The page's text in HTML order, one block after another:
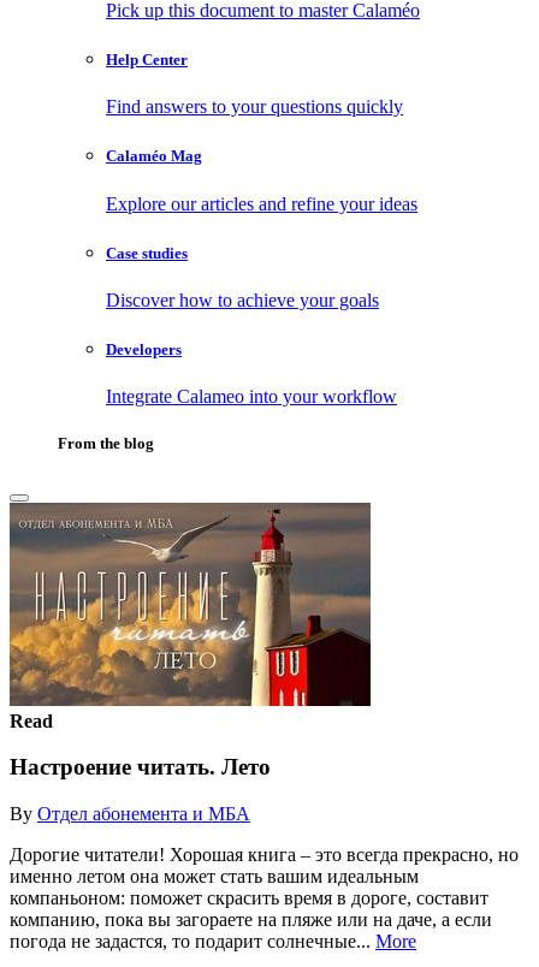
Pick up this document to master Calaméo
Help Center
Find answers to your questions quickly
Calaméo Mag
Explore our articles and refine your ideas
Case studies
Discover how to achieve your goals
Developers
Integrate Calameo into your workflow
From the blog
Read
Настроение читать. Лето
By Отдел абонемента и МБА
Дорогие читатели! Хорошая книга – это всегда прекрасно, но
именно летом она может стать вашим идеальным
компаньоном: поможет скрасить время в дороге, составит
компанию, пока вы загораете на пляже или на даче, а если
погода не задастся, то подарит солнечные... More